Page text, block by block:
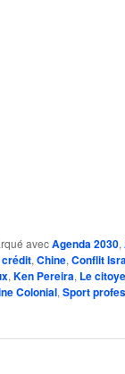
avecAgenda 2030,
, Chine, Conflit
, Ken Pereira, Le
Colonial, Sport